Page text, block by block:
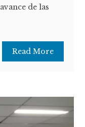
de las
Read More